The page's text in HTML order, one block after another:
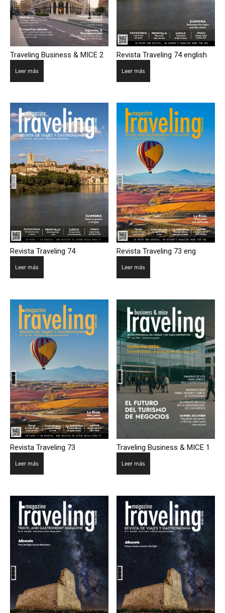
Traveling Business & MICE 2
Leer más
Revista Traveling 74 english
Leer más
Revista Traveling 74
Leer más
Revista Traveling 73 eng
Leer más
Revista Traveling 73
Leer más
Traveling Business & MICE 1
Leer más